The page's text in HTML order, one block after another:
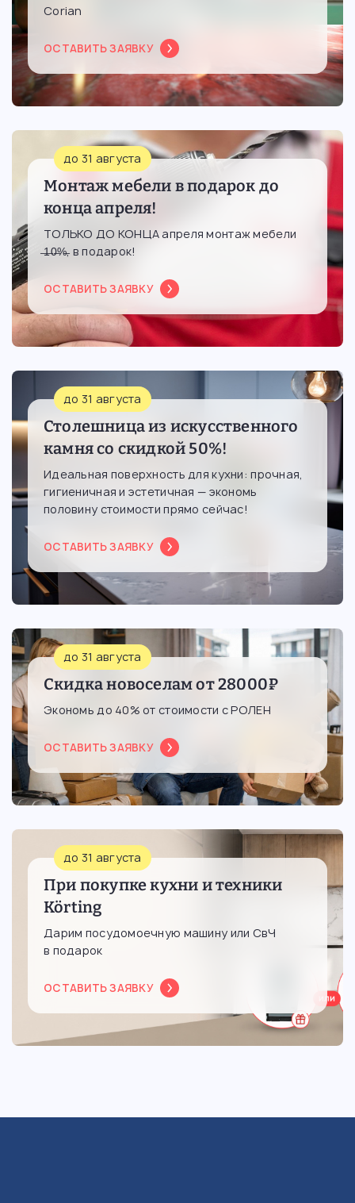
Corian
ОСТАВИТЬ ЗАЯВКУ
до 31 августа
Монтаж мебели в подарок до
конца апреля!
ТОЛЬКО ДО КОНЦА апреля монтаж мебели
̶1̶0̶%̶, в подарок!
ОСТАВИТЬ ЗАЯВКУ
до 31 августа
Столешница из искусственного
камня со скидкой 50%!
Идеальная поверхность для кухни: прочная,
гигиеничная и эстетичная — экономь
половину стоимости прямо сейчас!
ОСТАВИТЬ ЗАЯВКУ
до 31 августа
Скидка новоселам от 28000₽
Экономь до 40% от стоимости с РОЛЕН
ОСТАВИТЬ ЗАЯВКУ
до 31 августа
При покупке кухни и техники
Körting
Дарим посудомоечную машину или СвЧ
в подарок
ОСТАВИТЬ ЗАЯВКУ